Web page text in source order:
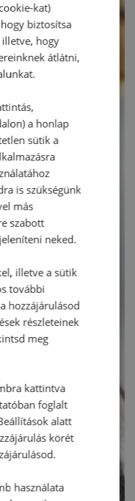
kat)
biztosítsa
hogy
átlátni,
a honlap
sütik a
is szükségünk
más
szabott
neked.
illetve a sütik
további
hozzájárulásod
részleteinek
meg
kattintva
foglalt
alatt
körét
használata